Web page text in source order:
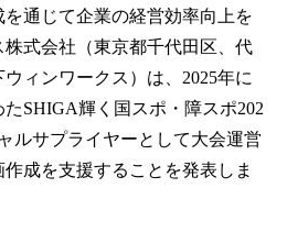
通じて企業の経営効率向上を
式会社（東京都千代田区、代
ィンワークス）は、2025年に
SHIGA輝く国スポ・障スポ202
ルサプライヤーとして大会運営
成を支援することを発表しま